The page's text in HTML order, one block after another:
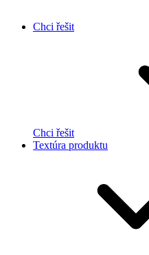
Chci řešit
Chci řešit
Textúra produktu